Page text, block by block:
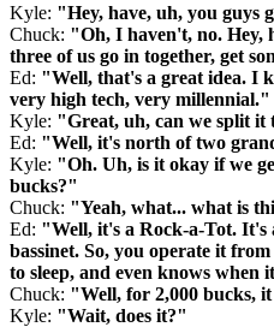
Kyle: "Hey, have, uh, you guys
Chuck: "Oh, I haven't, no. Hey,
three of us go in together, get
Ed: "Well, that's a great idea. I
very high tech, very millennial."
Kyle: "Great, uh, can we split it
Ed: "Well, it's north of two
Kyle: "Oh. Uh, is it okay if we
bucks?"
Chuck: "Yeah, what... what is
Ed: "Well, it's a Rock-a-Tot. It's
bassinet. So, you operate it
to sleep, and even knows when
Chuck: "Well, for 2,000 bucks,
Kyle: "Wait, does it?"